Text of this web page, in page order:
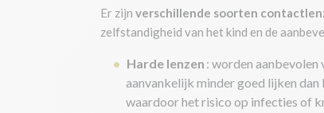
Er zijn verschillende soorten
zelfstandigheid van het kind en de
Harde lenzen : worden
aanvankelijk minder goed lijken dan
waardoor het risico op infecties of